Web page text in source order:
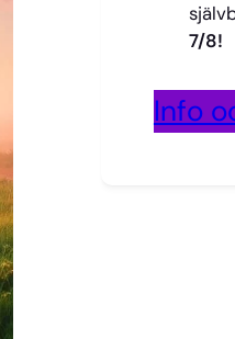
7/8!
Info